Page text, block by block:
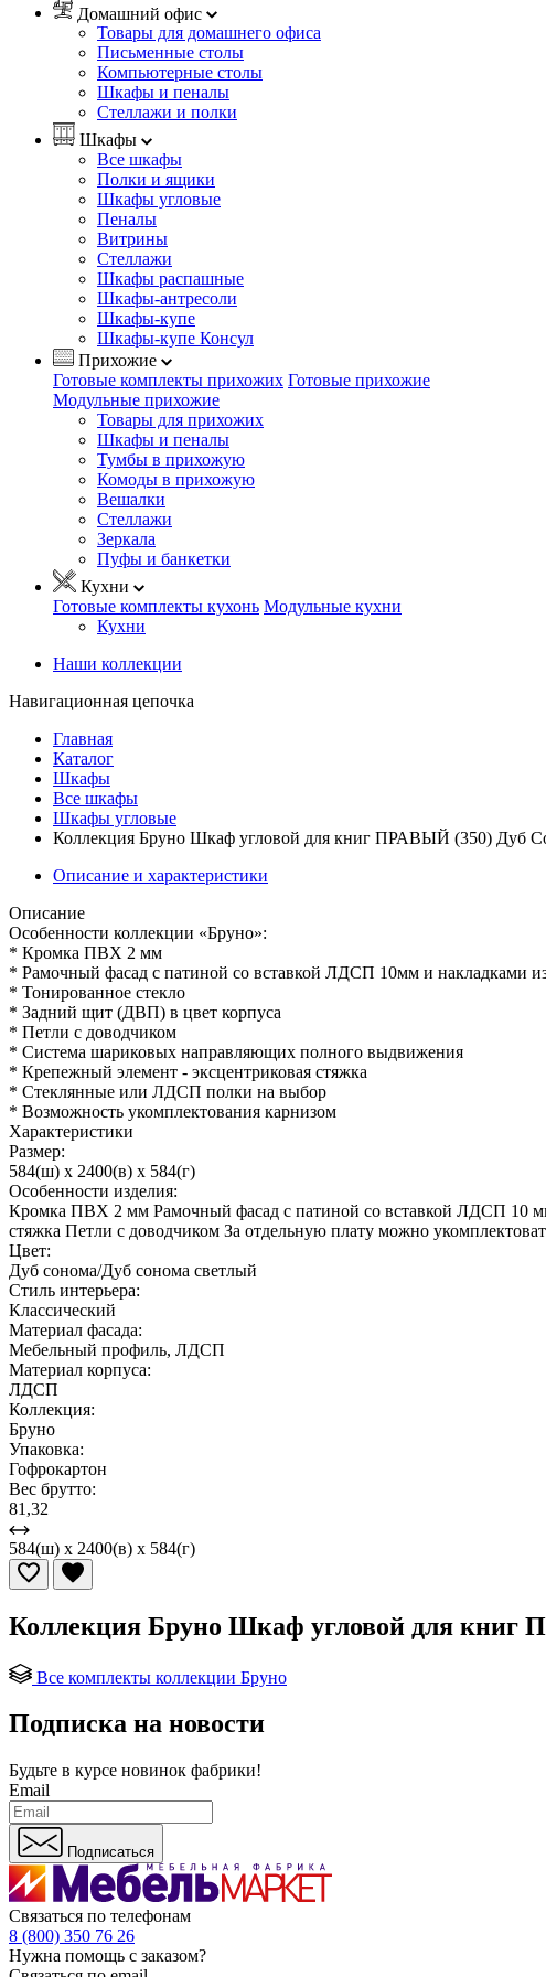
Домашний офис
Товары для домашнего офиса
Письменные столы
Компьютерные столы
Шкафы и пеналы
Стеллажи и полки
Шкафы
Все шкафы
Полки и ящики
Шкафы угловые
Пеналы
Витрины
Стеллажи
Шкафы распашные
Шкафы-антресоли
Шкафы-купе
Шкафы-купе Консул
Прихожие
Готовые комплекты прихожих Готовые прихожие
Модульные прихожие
Товары для прихожих
Шкафы и пеналы
Тумбы в прихожую
Комоды в прихожую
Вешалки
Стеллажи
Зеркала
Пуфы и банкетки
Кухни
Готовые комплекты кухонь Модульные кухни
Кухни
Наши коллекции
Навигационная цепочка
Главная
Каталог
Шкафы
Все шкафы
Шкафы угловые
Коллекция Бруно Шкаф угловой для книг ПРАВЫЙ (350) Дуб
Описание и характеристики
Описание
Особенности коллекции «Бруно»:
* Кромка ПВХ 2 мм
* Рамочный фасад с патиной со вставкой ЛДСП 10мм и накладками
* Тонированное стекло
* Задний щит (ДВП) в цвет корпуса
* Петли с доводчиком
* Система шариковых направляющих полного выдвижения
* Крепежный элемент - эксцентриковая стяжка
* Стеклянные или ЛДСП полки на выбор
* Возможность укомплектования карнизом
Характеристики
Размер:
584(ш) x 2400(в) x 584(г)
Особенности изделия:
Кромка ПВХ 2 мм Рамочный фасад с патиной со вставкой ЛДСП 10
стяжка Петли с доводчиком За отдельную плату можно
Цвет:
Дуб сонома/Дуб сонома светлый
Стиль интерьера:
Классический
Материал фасада:
Мебельный профиль, ЛДСП
Материал корпуса:
ЛДСП
Коллекция:
Бруно
Упаковка:
Гофрокартон
Вес брутто:
81,32
584(ш) x 2400(в) x 584(г)
Коллекция Бруно Шкаф угловой для
Все комплекты коллекции Бруно
Подписка на новости
Будьте в курсе новинок фабрики!
Email
Подписаться
Связаться по телефонам
8 (800) 350 76 26
Нужна помощь с заказом?